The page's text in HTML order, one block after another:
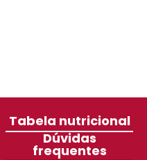
Tabela nutricional
Dúvidas
frequentes